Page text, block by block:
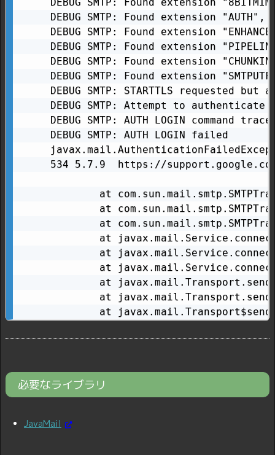
DEBUG SMTP: Found extension "AUTH",
DEBUG SMTP: Found extension
DEBUG SMTP: Found extension
DEBUG SMTP: Found extension
DEBUG SMTP: Found extension
DEBUG SMTP: STARTTLS requested but
DEBUG SMTP: Attempt to authenticate
DEBUG SMTP: AUTH LOGIN command
DEBUG SMTP: AUTH LOGIN failed
534 5.7.9  https://
at
at
at
at
at
at
at
at
at
必要なライブラリ
JavaMail